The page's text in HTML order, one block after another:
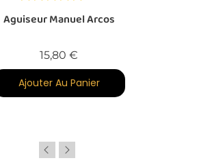
Aguiseur Manuel Arcos
15,80 €
Ajouter Au Panier